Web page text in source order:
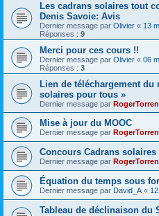
Les cadrans solaires tout
Denis Savoie: Avis
Dernier message par Olivier « 13
Réponses : 9
Merci pour ces cours !!
Dernier message par Olivier « 06
Réponses : 3
Lien de téléchargement du
solaires pour tous »
Dernier message par
Mise à jour du MOOC
Dernier message par
Concours Cadrans solaires
Dernier message par
Équation du temps sous
Dernier message par David_A «
Tableau de déclinaison du